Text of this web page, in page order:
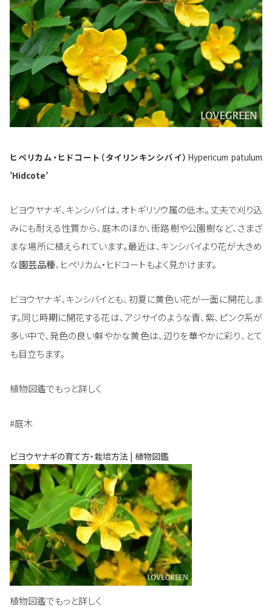
ヒペリカム・ヒドコート（タイリンキンシバイ） Hypericum patulum
’Hidcote’
ビヨウヤナギ、キンシバイは、オトギリソウ属の低木。丈夫で刈り込
みにも耐える性質から、庭木のほか、街路樹や公園樹など、さまざ
まな場所に植えられています。最近は、キンシバイより花が大きめ
な園芸品種、ヒペリカム・ヒドコートもよく見かけます。
ビヨウヤナギ、キンシバイとも、初夏に黄色い花が一面に開花しま
す。同じ時期に開花する花は、アジサイのような青、紫、ピンク系が
多い中で、発色の良い鮮やかな黄色は、辺りを華やかに彩り、とて
も目立ちます。
植物図鑑でもっと詳しく
#庭木
ビヨウヤナギの育て方・栽培方法 | 植物図鑑
植物図鑑でもっと詳しく